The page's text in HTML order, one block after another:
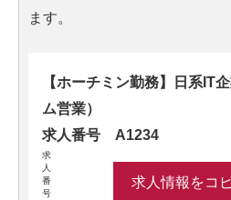
ます。
求
人
番
号
【ホーチミン勤務】日系IT
ム営業）
求人番号 A1234
求人情報をコ